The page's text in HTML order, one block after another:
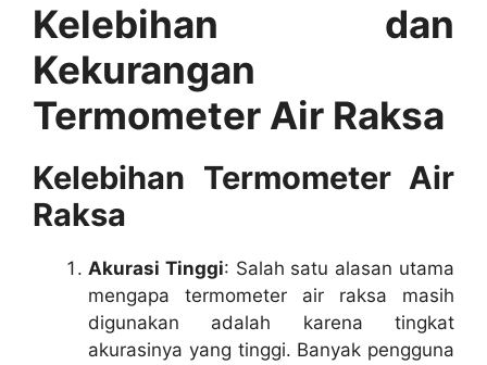
Kelebihan dan
Kekurangan
Termometer Air Raksa
Kelebihan Termometer Air
Raksa
Akurasi Tinggi: Salah satu alasan utama
mengapa termometer air raksa masih
digunakan adalah karena tingkat
akurasinya yang tinggi. Banyak pengguna